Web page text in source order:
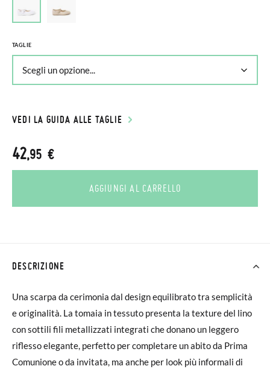
TAGLIE
VEDI LA GUIDA ALLE TAGLIE
42,95 €
AGGIUNGI AL CARRELLO
DESCRIZIONE
Una scarpa da cerimonia dal design equilibrato tra semplicità
e originalità. La tomaia in tessuto presenta la texture del lino
con sottili fili metallizzati integrati che donano un leggero
riflesso elegante, perfetto per completare un abito da Prima
Comunione o da invitata, ma anche per look più informali di